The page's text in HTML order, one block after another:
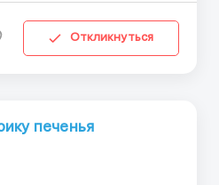
товара на полки.
Откликнуться
печенья